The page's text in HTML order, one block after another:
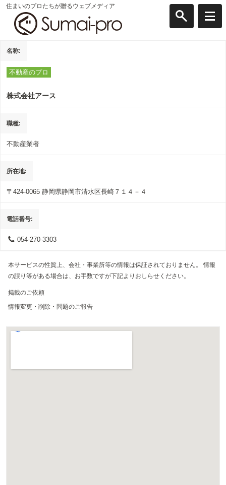
住まいのプロたちが贈るウェブメディア
名称
不動産のプロ
株式会社アース
職種
不動産業者
所在地
〒424-0065 静岡県静岡市清水区長崎７１４－４
電話番号
054-270-3303
本サービスの性質上、会社・事業所等の情報は保証されておりません。 情報
の誤り等がある場合は、お手数ですが下記よりおしらせください。
掲載のご依頼
情報変更・削除・問題のご報告